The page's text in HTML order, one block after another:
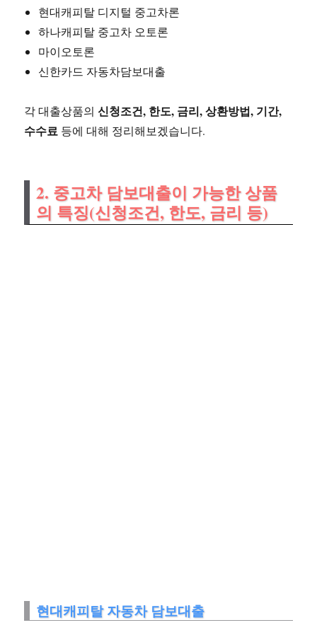
현대캐피탈 디지털 중고차론
하나캐피탈 중고차 오토론
마이오토론
신한카드 자동차담보대출
각 대출상품의신청조건, 한도, 금리, 상환방법, 기간,
수수료 등에 대해 정리해보겠습니다.
2. 중고차 담보대출이 가능한 상품
의 특징(신청조건, 한도, 금리 등)
현대캐피탈 자동차 담보대출